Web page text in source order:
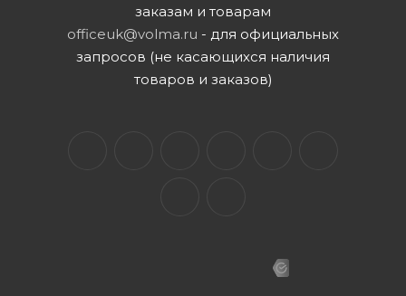
заказам и товарам
officeuk@volma.ru - для официальных
запросов (не касающихся наличия
товаров и заказов)